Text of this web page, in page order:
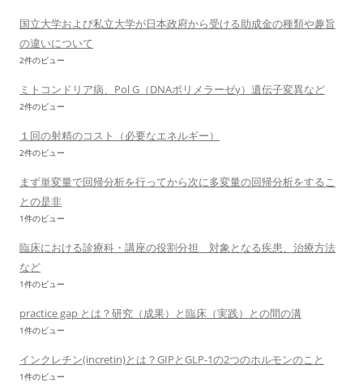
国立大学および私立大学が日本政府から受ける助成金の種類や趣旨
の違いについて
2件のビュー
ミトコンドリア病、Pol G（DNAポリメラーゼγ）遺伝子変異など
2件のビュー
１回の射精のコスト（必要なエネルギー）
2件のビュー
まず単変量で回帰分析を行ってから次に多変量の回帰分析をするこ
との是非
1件のビュー
臨床における診療科・講座の役割分担 対象となる疾患、治療方法
など
1件のビュー
practice gap とは？研究（成果）と臨床（実践）との間の溝
1件のビュー
インクレチン(incretin)とは？GIPとGLP-1の2つのホルモンのこと
1件のビュー